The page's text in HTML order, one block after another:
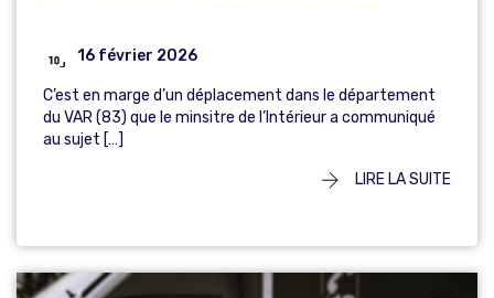
16 février 2026
C’est en marge d’un déplacement dans le département
du VAR (83) que le minsitre de l’Intérieur a communiqué
au sujet […]
LIRE LA SUITE